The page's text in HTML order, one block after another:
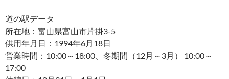
道の駅データ
所在地：富山県富山市片掛3-5
供用年月日：1994年6月18日
営業時間：10:00～18:00、冬期間（12月～3月） 10:00～
17:00